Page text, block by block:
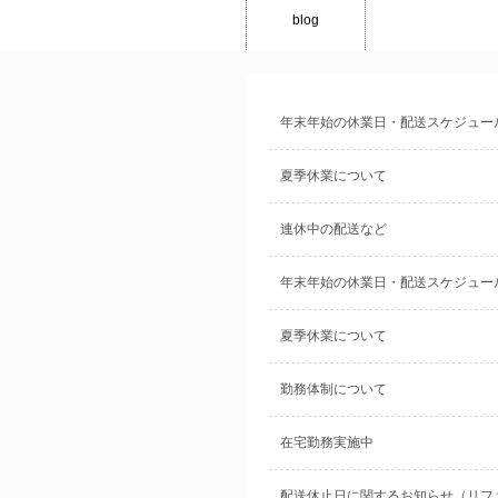
blog
年末年始の休業日・配送スケジュー
夏季休業について
連休中の配送など
年末年始の休業日・配送スケジュー
夏季休業について
勤務体制について
在宅勤務実施中